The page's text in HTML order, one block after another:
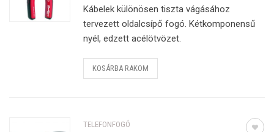
Kábelek különösen tiszta vágásához
tervezett oldalcsípő fogó. Kétkomponensű
nyél, edzett acélötvözet.
KOSÁRBA RAKOM
TELEFONFOGÓ